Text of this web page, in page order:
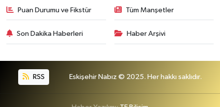
Puan Durumu ve Fikstür Tüm Manşetler
Son Dakika Haberleri Haber Arşivi
RSS Eskişehir Nabız © 2025. Her hakkı saklıdır.